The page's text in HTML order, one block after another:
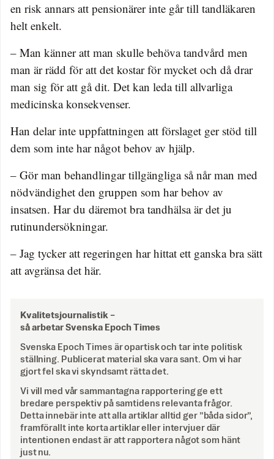
en risk annars att pensionärer inte går till tandläkaren
helt enkelt.
– Man känner att man skulle behöva tandvård men
man är rädd för att det kostar för mycket och då drar
man sig för att gå dit. Det kan leda till allvarliga
medicinska konsekvenser.
Han delar inte uppfattningen att förslaget ger stöd till
dem som inte har något behov av hjälp.
– Gör man behandlingar tillgängliga så når man med
nödvändighet den gruppen som har behov av
insatsen. Har du däremot bra tandhälsa är det ju
rutinundersökningar.
– Jag tycker att regeringen har hittat ett ganska bra sätt
att avgränsa det här.
Kvalitetsjournalistik –
så arbetar Svenska Epoch Times
Svenska Epoch Times är opartisk och tar inte politisk
ställning. Publicerat material ska vara sant. Om vi har
gjort fel ska vi skyndsamt rätta det.
Vi vill med vår sammantagna rapportering ge ett
bredare perspektiv på samtidens relevanta frågor.
Detta innebär inte att alla artiklar alltid ger ”båda sidor”,
framförallt inte korta artiklar eller intervjuer där
intentionen endast är att rapportera något som hänt
just nu.